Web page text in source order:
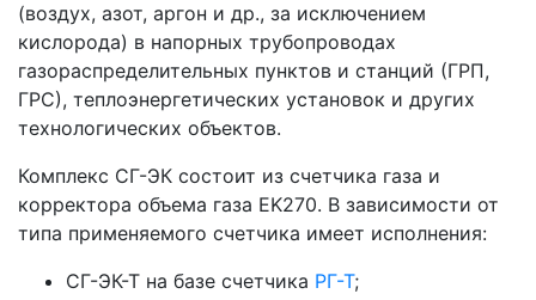
(воздух, азот, аргон и др., за исключением
кислорода) в напорных трубопроводах
газораспределительных пунктов и станций (ГРП,
ГРС), теплоэнергетических установок и других
технологических объектов.
Комплекс СГ-ЭК состоит из счетчика газа и
корректора объема газа EK270. В зависимости от
типа применяемого счетчика имеет исполнения:
СГ-ЭК-Т на базе счетчика РГ-Т;